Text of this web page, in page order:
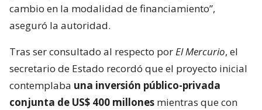
cambio en la modalidad de financiamiento”,
aseguró la autoridad.
Tras ser consultado al respecto porEl Mercurio, el
secretario de Estado recordó que el proyecto inicial
contemplaba una inversión público-privada
conjunta de US$ 400 millones mientras que con